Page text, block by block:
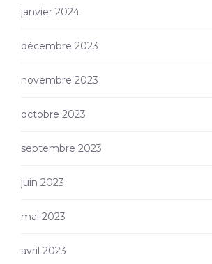
janvier 2024
décembre 2023
novembre 2023
octobre 2023
septembre 2023
juin 2023
mai 2023
avril 2023